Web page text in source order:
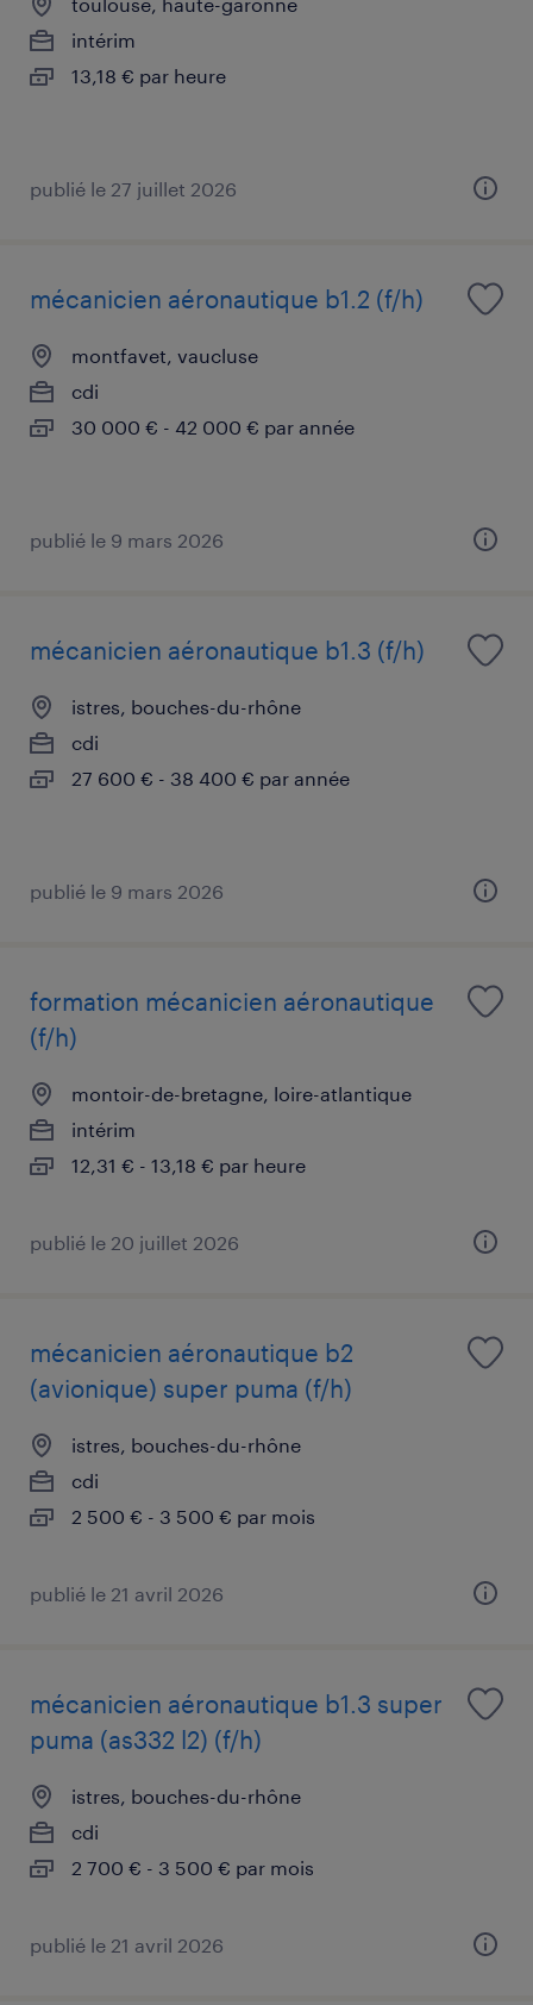
intérim
13,18 € par heure
publié le 27 juillet 2026
mécanicien aéronautique b1.2 (f/h)
montfavet, vaucluse
cdi
30 000 € - 42 000 € par année
publié le 9 mars 2026
mécanicien aéronautique b1.3 (f/h)
istres, bouches-du-rhône
cdi
27 600 € - 38 400 € par année
publié le 9 mars 2026
formation mécanicien aéronautique
(f/h)
montoir-de-bretagne, loire-atlantique
intérim
12,31 € - 13,18 € par heure
publié le 20 juillet 2026
mécanicien aéronautique b2
(avionique) super puma (f/h)
istres, bouches-du-rhône
cdi
2 500 € - 3 500 € par mois
publié le 21 avril 2026
mécanicien aéronautique b1.3 super
puma (as332 l2) (f/h)
istres, bouches-du-rhône
cdi
2 700 € - 3 500 € par mois
publié le 21 avril 2026